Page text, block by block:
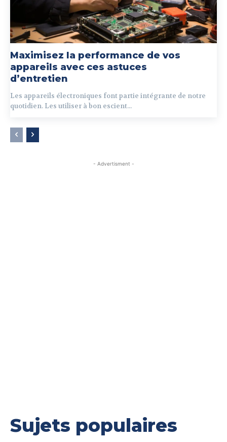
Maximisez la performance de vos
appareils avec ces astuces
d’entretien
Les appareils électroniques font partie intégrante de notre
quotidien. Les utiliser à bon escient...
- Advertisment -
Sujets populaires